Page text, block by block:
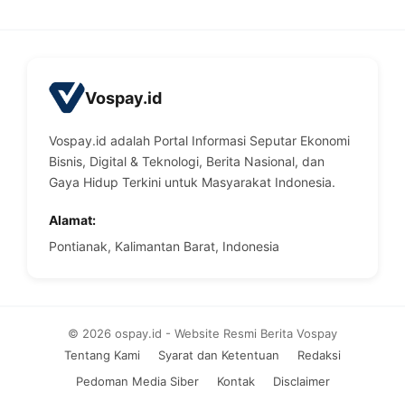
Vospay.id
Vospay.id adalah Portal Informasi Seputar Ekonomi
Bisnis, Digital & Teknologi, Berita Nasional, dan
Gaya Hidup Terkini untuk Masyarakat Indonesia.
Alamat:
Pontianak, Kalimantan Barat, Indonesia
Tentang Kami Syarat dan Ketentuan
Redaksi
Pedoman Media Siber
Kontak Disclaimer
© 2026 ospay.id - Website Resmi Berita Vospay